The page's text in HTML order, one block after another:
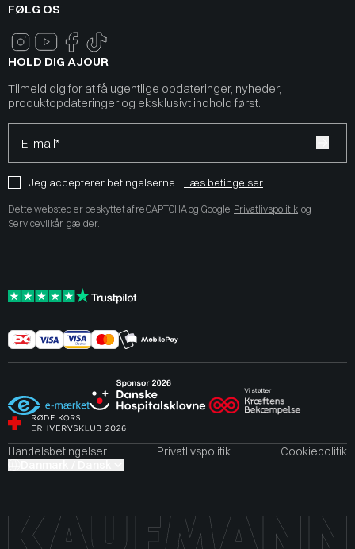
FØLG OS
HOLD DIG AJOUR
Tilmeld dig for at få ugentlige opdateringer, nyheder,
produktopdateringer og eksklusivt indhold først.
E-mail*
Jeg accepterer betingelserne. Læs betingelser
Dette websted er beskyttet af reCAPTCHA og Google Privatlivspolitik og
Servicevilkår gælder.
Handelsbetingelser Privatlivspolitik
Cookiepolitik